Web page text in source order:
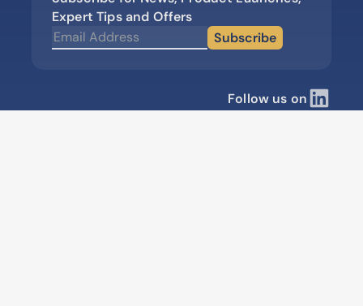
Expert Tips and Offers
Subscribe
Follow us on